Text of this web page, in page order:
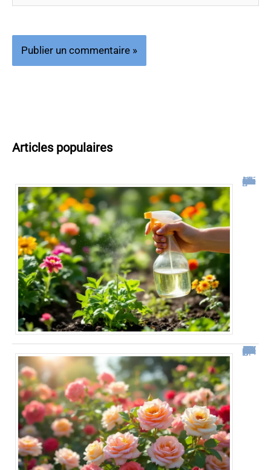
Articles populaires
Désherbant naturel qui tue les racines : notre guide complet
“Depuis qu’il utilise cette méthode, son jardin est couvert de roses tout l’été” Ce geste simple change tout pour la floraison de vos rosiers !